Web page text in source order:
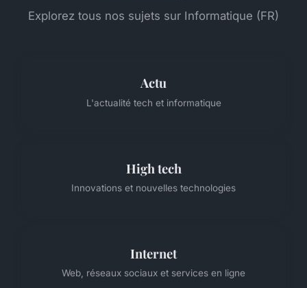
Explorez tous nos sujets sur Informatique (FR)
Actu
L'actualité tech et informatique
High tech
Innovations et nouvelles technologies
Internet
Web, réseaux sociaux et services en ligne